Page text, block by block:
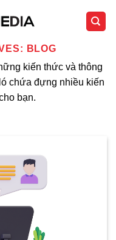
BLOG
kiến thức và thông
chứa đựng nhiều kiến
bạn.